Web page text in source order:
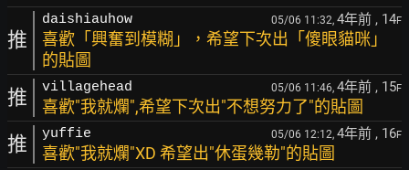
推
daishiauhow 05/06 11:32, 4年前 , 14F
喜歡「興奮到模糊」，希望下次出「傻眼貓咪」
的貼圖
推 villagehead 05/06 11:46, 4年前 , 15F
喜歡"我就爛",希望下次出"不想努力了"的貼圖
推 yuffie 05/06 12:12, 4年前 , 16F
喜歡"我就爛"XD 希望出"休蛋幾勒"的貼圖